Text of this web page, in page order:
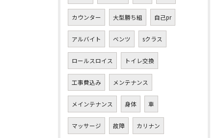
カウンター 大型勝ち組 自己pr
アルバイト ベンツ sクラス
ロールスロイス トイレ交換
工事費込み メンテナンス
メインテナンス 身体 車
マッサージ 故障 カリナン